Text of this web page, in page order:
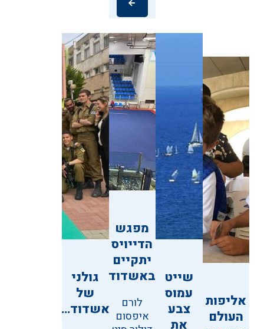
אליפות
העולם
שייט
עמוס
צבע
את
מפגש
הדייויס
יתקיים
באשדוד
לורם
איפסום
גולני
של
אשדוד…